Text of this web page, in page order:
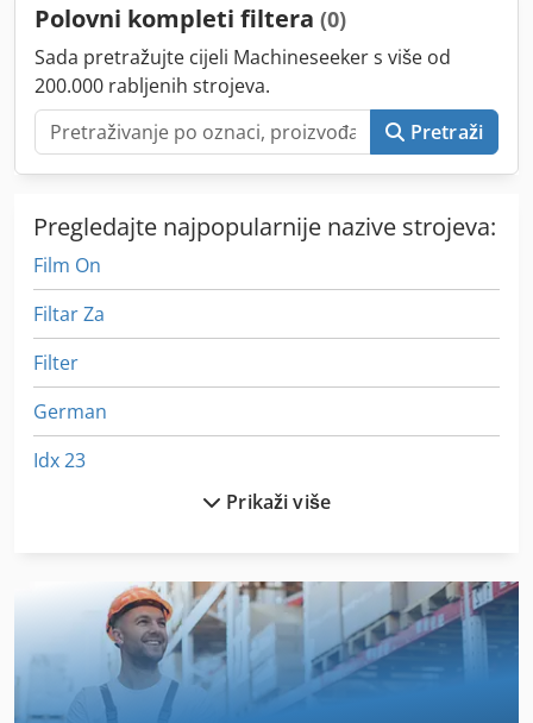
Polovni kompleti filtera (0)
Sada pretražujte cijeli Machineseeker s više od
200.000 rabljenih strojeva.
Pretraži
Pregledajte najpopularnije nazive strojeva:
Film On
Filtar Za
Filter
German
Idx 23
Iz Pijeska Pjeskarenje
Ka 77
Komplet Linija Za Pvc Prozore I Vrata
Prikaži više